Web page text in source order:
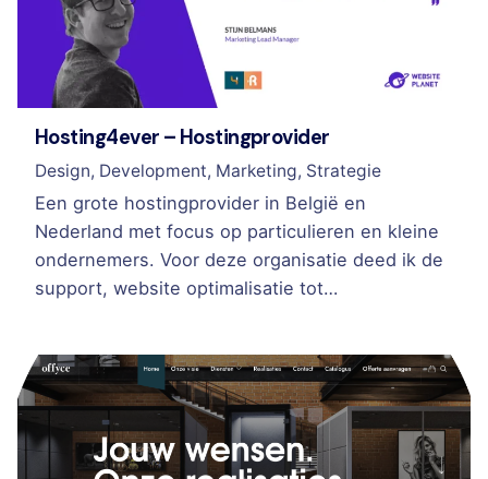
Hosting4ever – Hostingprovider
Design Development Marketing Strategie
Een grote hostingprovider in België en
Nederland met focus op particulieren en kleine
ondernemers. Voor deze organisatie deed ik de
support, website optimalisatie tot…